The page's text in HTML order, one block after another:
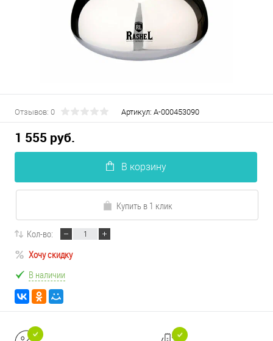
Отзывов: 0 Артикул: А-000453090
1 555 руб.
В корзину
Купить в 1 клик
Кол-во:
Хочу скидку
В наличии